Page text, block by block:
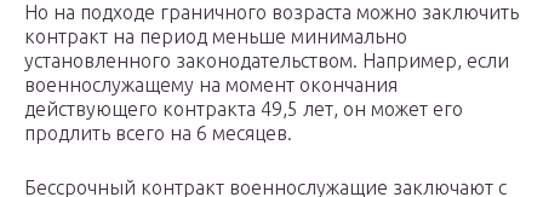
Но на подходе граничного возраста можно заключить
контракт на период меньше минимально
установленного законодательством. Например, если
военнослужащему на момент окончания
действующего контракта 49,5 лет, он может его
продлить всего на 6 месяцев.
Бессрочный контракт военнослужащие заключают с